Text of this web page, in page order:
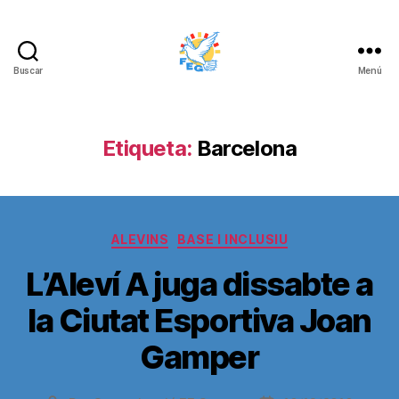
Buscar Menú
Etiqueta: Barcelona
Categorías
ALEVINS BASE I INCLUSIU
L’Aleví A juga dissabte a
la Ciutat Esportiva Joan
Gamper